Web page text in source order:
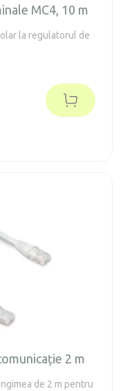
MC4, 10 m
la regulatorul de
2 m
de 2 m pentru